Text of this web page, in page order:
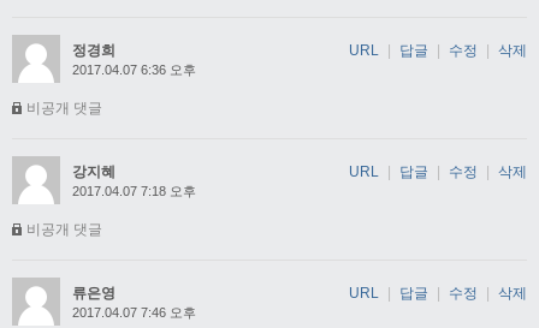
정경희
2017.04.07 6:36 오후
비공개 댓글
URL 답글 수정 삭제
강지혜
2017.04.07 7:18 오후
비공개 댓글
URL 답글 수정 삭제
류은영
2017.04.07 7:46 오후
URL 답글 수정 삭제